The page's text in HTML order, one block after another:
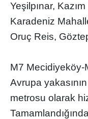
Yeşilpınar,
Karadeniz
Oruç Reis,
M7 Mecidiyeköy-
Avrupa
metrosu olarak